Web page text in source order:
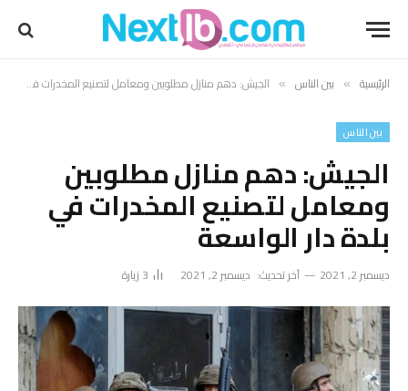
الرئيسية » بين الناس » الجيش: دهم منازل مطلوبين ومعامل لتصنيع المخدرات في بلدة دار الواسعة
بين الناس
الجيش: دهم منازل مطلوبين
ومعامل لتصنيع المخدرات في
بلدة دار الواسعة
ديسمبر 2, 2021 آخر تحديث: ديسمبر 2, 2021 3 زيارة